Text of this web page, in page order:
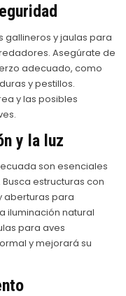
gallineros y jaulas para
Asegúrate de
adecuado, como
y pestillos.
y las posibles
y la luz
son esenciales
estructuras con
aberturas para
iluminación natural
para aves
y mejorará su